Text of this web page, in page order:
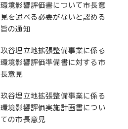
環境影響評価書について市長意
見を述べる必要がないと認める
旨の通知
玖谷埋立地拡張整備事業に係る
環境影響評価準備書に対する市
長意見
玖谷埋立地拡張整備事業に係る
環境影響評価実施計画書につい
ての市長意見